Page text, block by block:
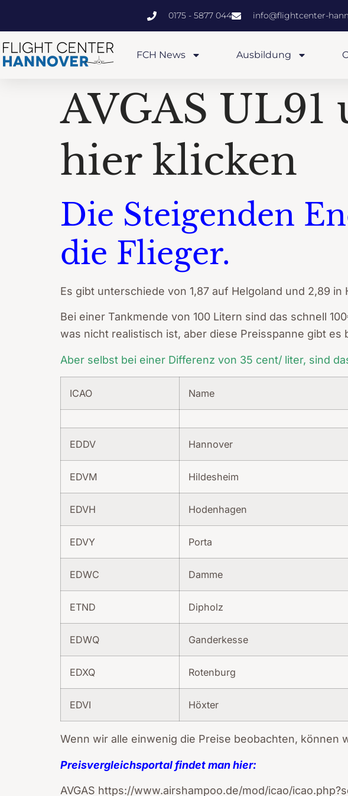
0175 - 5877 044 info@flightcenter-
FCH News Ausbildung
AVGAS UL91
hier klicken
Die Steigenden
die Flieger.
Es gibt unterschiede von 1,87 auf Helgoland und 2,89 in
Bei einer Tankmende von 100 Litern sind das schnell
was nicht realistisch ist, aber diese Preisspanne gibt es
Aber selbst bei einer Differenz von 35 cent/ liter, sind
ICAO Name
EDDV Hannover
EDVM Hildesheim
EDVH Hodenhagen
EDVY Porta
EDWC Damme
ETND Dipholz
EDWQ Ganderkesse
EDXQ Rotenburg
EDVI Höxter
Wenn wir alle einwenig die Preise beobachten, können
Preisvergleichsportal findet man hier:
AVGAS https://www.airshampoo.de/mod/icao/